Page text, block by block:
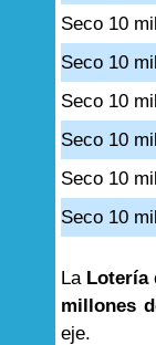
Seco 10
Seco 10
Seco 10
Seco 10
Seco 10
Seco 10
La Lotería
millones
eje.